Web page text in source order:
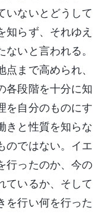
いないとどうして
知らず、それゆえ
いと言われる。
まで高められ、
各段階を十分に知
を自分のものにす
きと性質を知らな
のではない。イエ
行ったのか、今の
ているか、そして
を行い何を行った